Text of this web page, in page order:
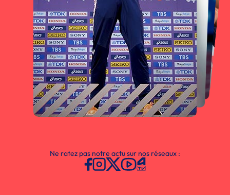
Ne ratez pas notre actu sur nos réseaux :